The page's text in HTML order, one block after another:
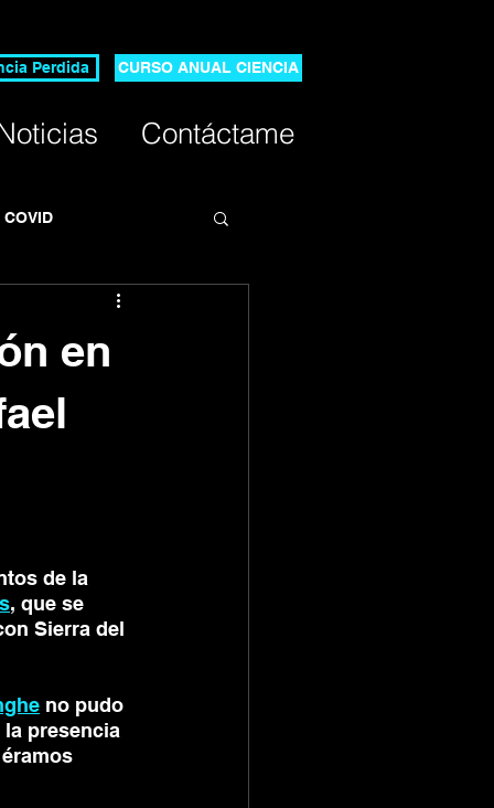
Perdida CURSO ANUAL CIENCIA
Contáctame
en
de la
, que se
Sierra del
no pudo
presencia